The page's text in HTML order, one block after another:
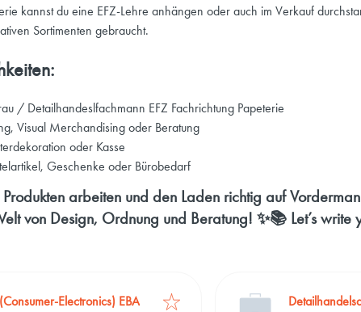
kannst du eine EFZ-Lehre anhängen oder auch im Verkauf
Sortimenten gebraucht.
/ Detailhandeslfachmann EFZ Fachrichtung Papeterie
Visual Merchandising oder Beratung
oder Kasse
Geschenke oder Bürobedarf
arbeiten und den Laden richtig auf
von Design, Ordnung und Beratung! ✨📚 Let’s write
Electronics) EBA